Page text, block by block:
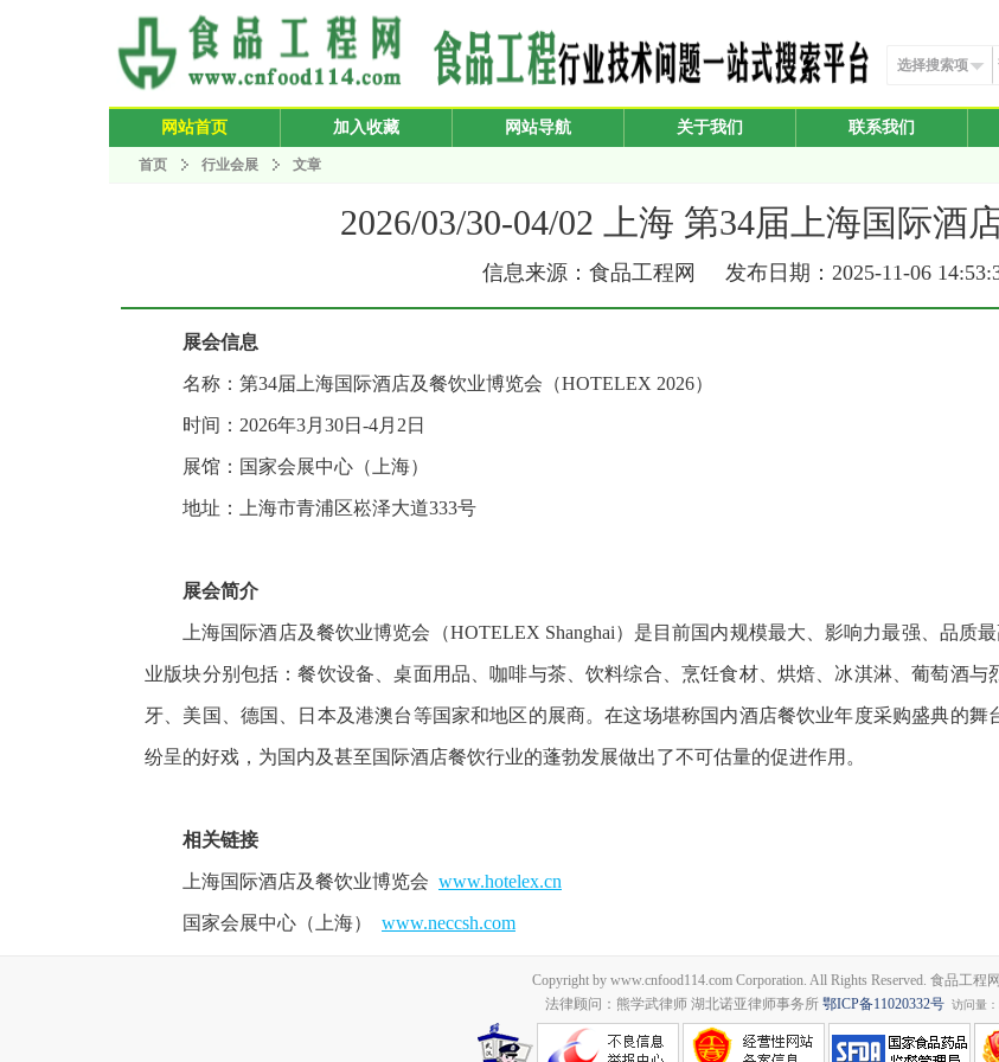
选择搜索项
网站首页 加入收藏 网站导航 关于我们 联系我们
首页 行业会展 文章
2026/03/30-04/02 上海 第34届上海国际酒
信息来源：食品工程网 发布日期：2025-11-06
展会信息
名称：第34届上海国际酒店及餐饮业博览会（HOTELEX 2026）
时间：2026年3月30日-4月2日
展馆：国家会展中心（上海）
地址：上海市青浦区崧泽大道333号
展会简介
上海国际酒店及餐饮业博览会（HOTELEX Shanghai）是目前国内规模最大、影响力最强、品质
业版块分别包括：餐饮设备、桌面用品、咖啡与茶、饮料综合、烹饪食材、烘焙、冰淇淋、葡萄酒
牙、美国、德国、日本及港澳台等国家和地区的展商。在这场堪称国内酒店餐饮业年度采购盛典的
纷呈的好戏，为国内及甚至国际酒店餐饮行业的蓬勃发展做出了不可估量的促进作用。
相关链接
上海国际酒店及餐饮业博览会 www.hotelex.cn
国家会展中心（上海） www.neccsh.com
Copyright by www.cnfood114.com Corporation. All Rights Reserved. 食品工程
法律顾问：熊学武律师 湖北诺亚律师事务所 鄂ICP备11020332号 访问量